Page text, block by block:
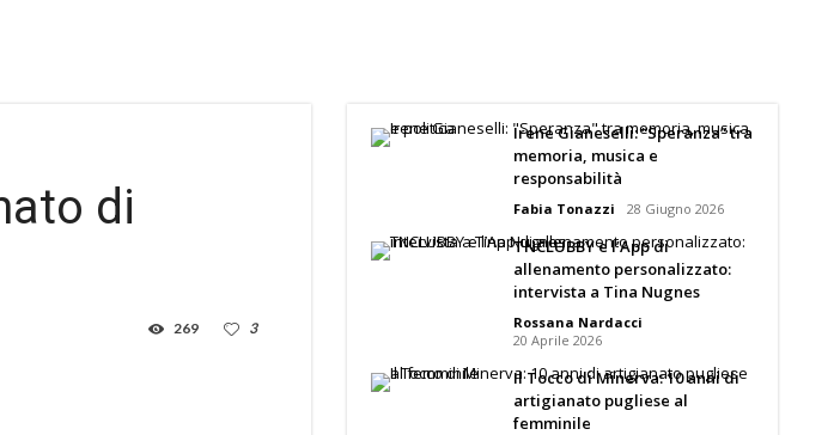
di
3
269
Irene Gianeselli: “Speranza” tra
memoria, musica e
responsabilità
Fabia Tonazzi 28 Giugno 2026
TNCLUBBY e l’App di
allenamento personalizzato:
intervista a Tina Nugnes
Rossana Nardacci
20 Aprile 2026
Il Tocco di Minerva: 10 anni di
artigianato pugliese al
femminile